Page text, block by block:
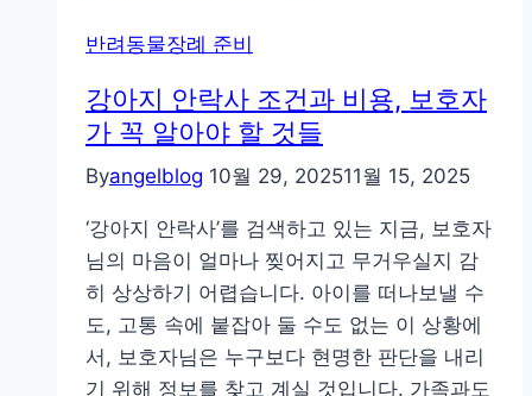
례)
처
음
이
라
막
했
는
데…
굿
바
반려동물장례 준비
강아지 안락사 조건과 비용, 보호자
가 꼭 알아야 할 것들
Byangelblog 10월 29, 202511월 15, 2025
‘강아지 안락사’를 검색하고 있는 지금, 보호자
님의 마음이 얼마나 찢어지고 무거우실지 감
히 상상하기 어렵습니다. 아이를 떠나보낼 수
도, 고통 속에 붙잡아 둘 수도 없는 이 상황에
서, 보호자님은 누구보다 현명한 판단을 내리
기 위해 정보를 찾고 계실 것입니다. 가족과도